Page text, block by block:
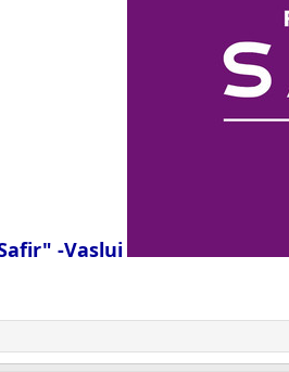
-Vaslui